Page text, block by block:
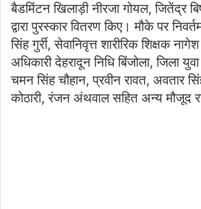
बैडमिंटन खिलाड़ी नीरजा गोयल, जितेंद्र
द्वारा पुरस्कार वितरण किए। मौके पर
सिंह गुर्री, सेवानिवृत्त शारीरिक शिक्षक
अधिकारी देहरादून निधि बिंजोला, जिला
चमन सिंह चौहान, प्रवीन रावत, अवतार
कोठारी, रंजन अंथवाल सहित अन्य मौजूद